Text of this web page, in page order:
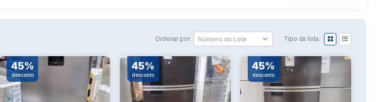
. Ordenar por: Tipo da lista:
45%
desconto
45%
desconto
45%
desconto